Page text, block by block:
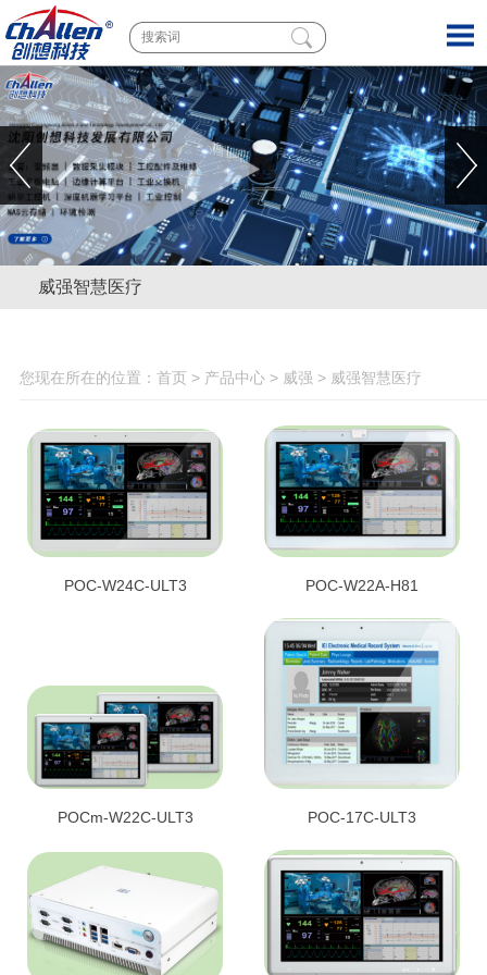
威强智慧医疗
您现在所在的位置： 首页 > 产品中心> 威强 > 威强智慧医疗
POC-W24C-ULT3 POC-W22A-H81
POCm-W22C-ULT3 POC-17C-ULT3